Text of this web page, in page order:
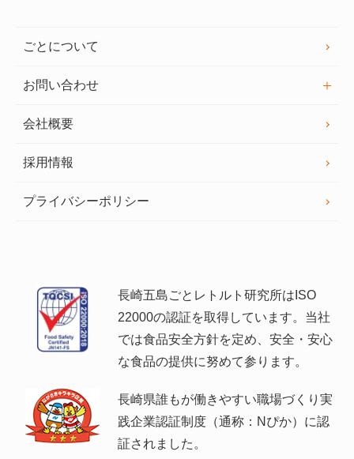
ごとについて
お問い合わせ
会社概要
採用情報
プライバシーポリシー
長崎五島ごとレトルト研究所はISO
22000の認証を取得しています。当社
では食品安全方針を定め、安全・安心
な食品の提供に努めて参ります。
長崎県誰もが働きやすい職場づくり実
践企業認証制度（通称：Nぴか）に認
証されました。